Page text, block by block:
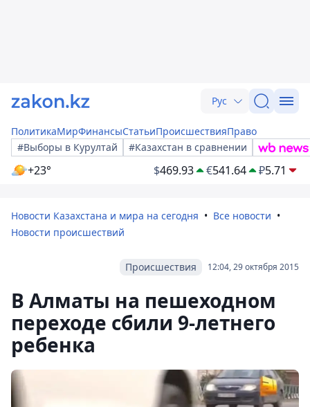
Рус
ПолитикаМирФинансыСтатьиПроисшествияПраво
#Выборы в Курултай
#Казахстан в сравнении
+23° $469.93 €541.64 ₽5.71
Новости Казахстана и мира на сегодня
Все новости
Новости происшествий
12:04, 29 октября 2015
Происшествия
В Алматы на пешеходном
переходе сбили 9-летнего
ребенка